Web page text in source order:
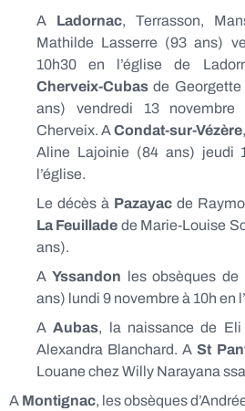
A Ladornac, Terrasson,
Mathilde Lasserre (93 ans)
10h30 en l’église de
Cherveix-Cubas de
ans) vendredi 13
Cherveix. ACondat-sur-Vézère
Aline Lajoinie (84 ans) jeudi
l’église.
Le décès à Pazayac de
La Feuillade de Marie-Louise
ans).
AYssandon les obsèques de
ans) lundi 9 novembre à 10h en
AAubas, la naissance de
Alexandra Blanchard. ASt
Louane chez Willy Narayana
A Montignac, les obsèques